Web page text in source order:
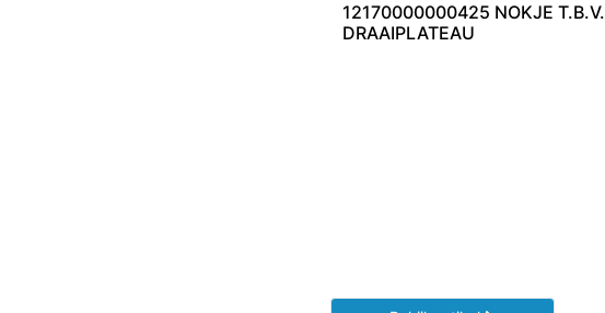
12170000000425 NOKJE T.B.V.
DRAAIPLATEAU